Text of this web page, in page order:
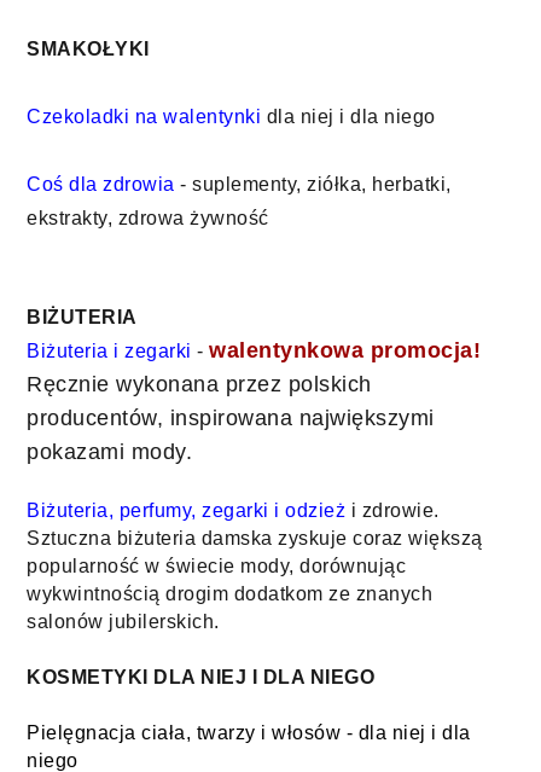
SMAKOŁYKI
Czekoladki na walentynki dla niej i dla niego
Coś dla zdrowia - suplementy, ziółka, herbatki,
ekstrakty, zdrowa żywność
BIŻUTERIA
Biżuteria i zegarki - walentynkowa promocja!
Ręcznie wykonana przez polskich
producentów, inspirowana największymi
pokazami mody.
Biżuteria, perfumy, zegarki i odzież i zdrowie.
Sztuczna biżuteria damska zyskuje coraz większą
popularność w świecie mody, dorównując
wykwintnością drogim dodatkom ze znanych
salonów jubilerskich.
KOSMETYKI DLA NIEJ I DLA NIEGO
Pielęgnacja ciała, twarzy i włosów - dla niej i dla
niego